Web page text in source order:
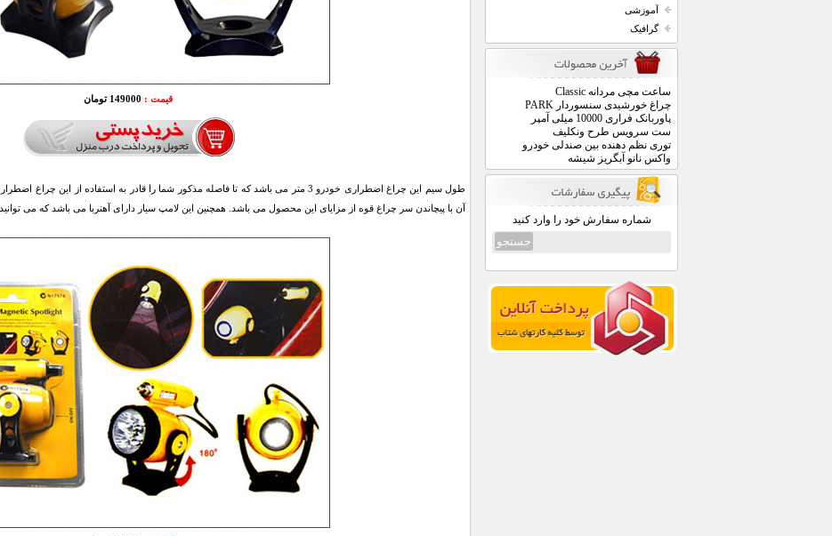
آموزشی
گرافیک
ساعت مچی مردانه Classic
چراغ خورشیدی سنسوردار PARK
پاوربانک فراری 10000 میلی آمپر
ست سرویس طرح ونکلیف
توری نظم دهنده بین صندلی خودرو
واکس نانو آبگریز شیشه
شماره سفارش خود را وارد کنید
قیمت : 149000 تومان
طول سیم این چراغ اضطراری خودرو 3 متر می باشد که تا فاصله مذکور شما را قادر به استفاده
آن با پیچاندن سر چراغ قوه از مزایای این محصول می باشد. همچنین این لامپ سیار دارای آهنربا می باشد که می